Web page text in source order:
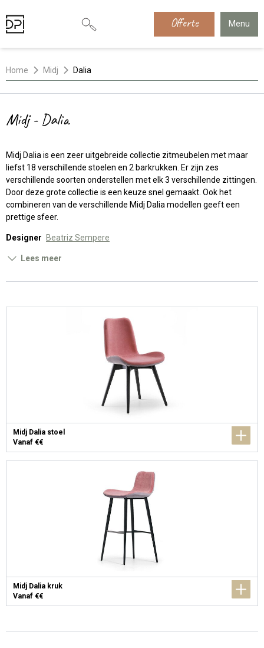
Offerte Menu
Home Midj Dalia
Midj - Dalia
Midj Dalia is een zeer uitgebreide collectie zitmeubelen met maar
liefst 18 verschillende stoelen en 2 barkrukken. Er zijn zes
verschillende soorten onderstellen met elk 3 verschillende zittingen.
Door deze grote collectie is een keuze snel gemaakt. Ook het
combineren van de verschillende Midj Dalia modellen geeft een
prettige sfeer.
Designer Beatriz Sempere
Lees meer
Midj Dalia stoel
Vanaf €€
Midj Dalia kruk
Vanaf €€